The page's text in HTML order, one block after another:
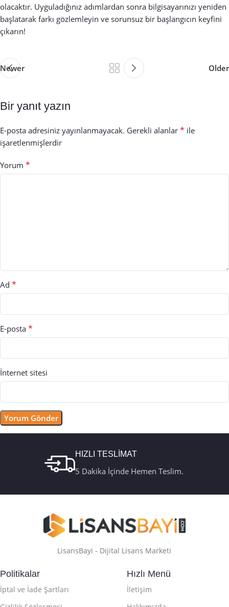
olacaktır. Uyguladığınız adımlardan sonra bilgisayarınızı yeniden
başlatarak farkı gözlemleyin ve sorunsuz bir başlangıcın keyfini
çıkarın!
Newer Older
Bir yanıt yazın
E-posta adresiniz yayınlanmayacak. Gerekli alanlar * ile
işaretlenmişlerdir
Yorum *
Ad *
E-posta *
İnternet sitesi
HIZLI TESLİMAT
5 Dakika İçinde Hemen Teslim.
LisansBayi - Dijital Lisans Marketi
Politikalar
İptal ve İade Şartları
Hızlı Menü
İletişim